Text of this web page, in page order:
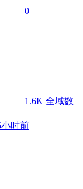
0
1.6K 全域数
小时前